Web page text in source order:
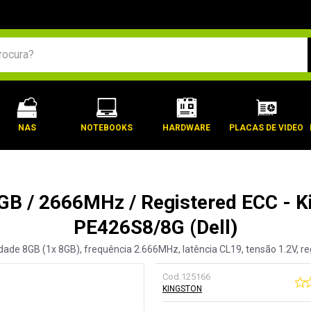
NAS NOTEBOOKS HARDWARE PLACAS DE VIDEO
/ 2666MHz / Registered ECC -
PE426S8/8G (Dell)
8GB (1x 8GB), frequência 2.666MHz, latência CL19, tensão 1.2V,
Cod.125166
KINGSTON